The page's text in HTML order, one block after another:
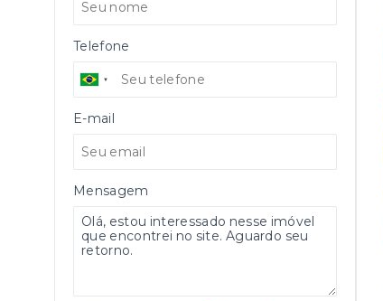
Telefone
E-mail
Mensagem